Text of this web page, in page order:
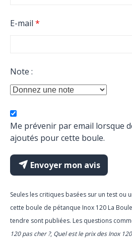
E-mail *
Note :
Me prévenir par email lorsque
ajoutés pour cette boule.
Envoyer mon avis
Seules les critiques basées sur un test ou
cette boule de pétanque Inox 120 La
tendre sont publiées. Les questions
120 pas cher ?, Quel est le prix des Inox